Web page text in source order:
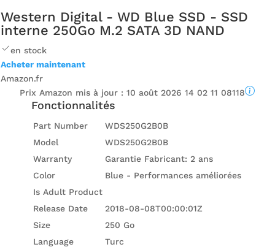
Western Digital - WD Blue SSD - SSD
interne 250Go M.2 SATA 3D NAND
en stock
Acheter maintenant
Amazon.fr
Prix ​​Amazon mis à jour :10 août 2026 14 02 11 08118
Fonctionnalités
Part Number
WDS250G2B0B
Model
WDS250G2B0B
Warranty
Garantie Fabricant: 2 ans
Color
Blue - Performances améliorées
Is Adult Product
Release Date
2018-08-08T00:00:01Z
Size
250 Go
Language
Turc